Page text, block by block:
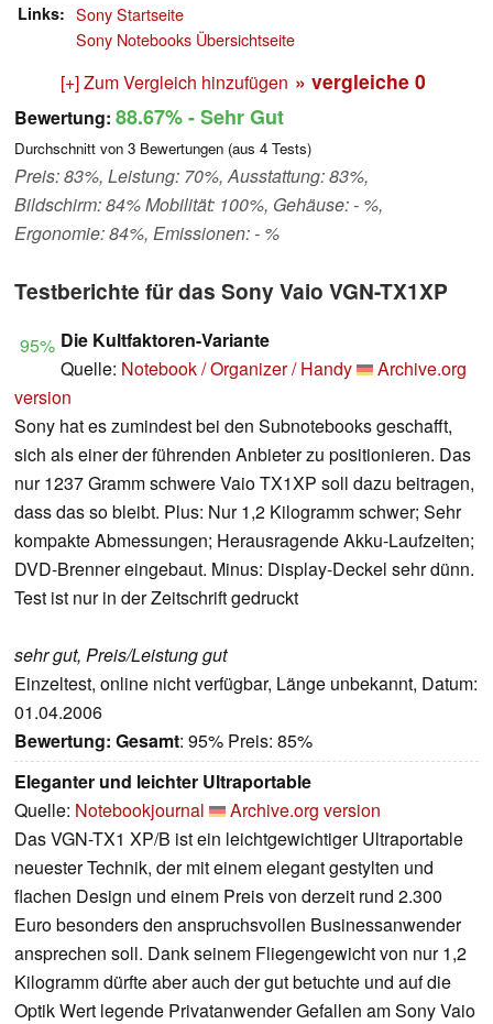
Links
Sony Startseite
Sony Notebooks Übersichtseite
[+] Zum Vergleich hinzufügen » vergleiche 0
Bewertung: 88.67%- Sehr Gut
Durchschnitt von 3 Bewertungen (aus 4 Tests)
Preis: 83%, Leistung: 70%, Ausstattung: 83%,
Bildschirm: 84% Mobilität: 100%, Gehäuse: - %,
Ergonomie: 84%, Emissionen: - %
Testberichte für das Sony Vaio VGN-TX1XP
95% Die Kultfaktoren-Variante
Quelle: Notebook / Organizer / Handy
Archive.org
version
Sony hat es zumindest bei den Subnotebooks geschafft,
sich als einer der führenden Anbieter zu positionieren. Das
nur 1237 Gramm schwere Vaio TX1XP soll dazu beitragen,
dass das so bleibt. Plus: Nur 1,2 Kilogramm schwer; Sehr
kompakte Abmessungen; Herausragende Akku-Laufzeiten;
DVD-Brenner eingebaut. Minus: Display-Deckel sehr dünn.
Test ist nur in der Zeitschrift gedruckt
sehr gut, Preis/Leistung gut
Einzeltest, online nicht verfügbar, Länge unbekannt, Datum:
01.04.2006
Bewertung: Gesamt: 95% Preis: 85%
Eleganter und leichter Ultraportable
Quelle: Notebookjournal
Archive.org version
Das VGN-TX1 XP/B ist ein leichtgewichtiger Ultraportable
neuester Technik, der mit einem elegant gestylten und
flachen Design und einem Preis von derzeit rund 2.300
Euro besonders den anspruchsvollen Businessanwender
ansprechen soll. Dank seinem Fliegengewicht von nur 1,2
Kilogramm dürfte aber auch der gut betuchte und auf die
Optik Wert legende Privatanwender Gefallen am Sony Vaio